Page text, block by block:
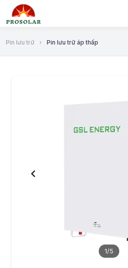
Pin lưu trữ › Pin lưu trữ áp thấp
1/5